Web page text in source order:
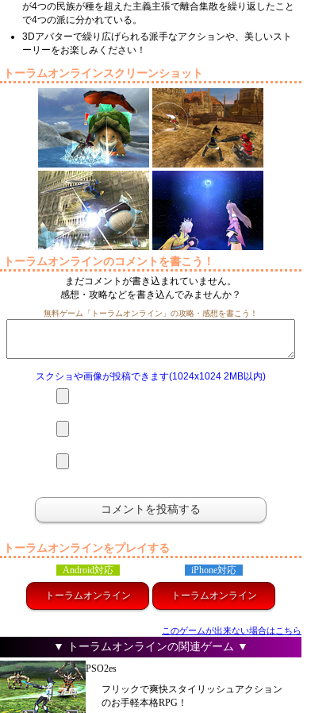
が4つの民族が種を超えた主義主張で離合集散を繰り返したこと
で4つの派に分かれている。
3Dアバターで繰り広げられる派手なアクションや、美しいスト
ーリーをお楽しみください！
トーラムオンラインスクリーンショット
トーラムオンラインのコメントを書こう！
まだコメントが書き込まれていません。
感想・攻略などを書き込んでみませんか？
無料ゲーム「トーラムオンライン」の攻略・感想を書こう！
スクショや画像が投稿できます(1024x1024 2MB以内)
トーラムオンラインをプレイする
Android対応
トーラムオンライン
iPhone対応
トーラムオンライン
このゲームが出来ない場合はこちら
▼ トーラムオンラインの関連ゲーム ▼
PSO2es
フリックで爽快スタイリッシュアクション
のお手軽本格RPG！